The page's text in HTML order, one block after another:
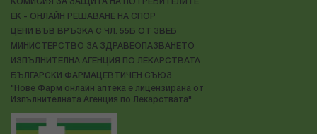
КОМИСИЯ ЗА ЗАЩИТА НА ПОТРЕБИТЕЛИТЕ
ЕК - ОНЛАЙН РЕШАВАНЕ НА СПОР
ЦЕНИ ВЪВ ВРЪЗКА С ЧЛ. 55Б ОТ ЗВЕБ
МИНИСТЕРСТВО ЗА ЗДРАВЕОПАЗВАНЕТО
ИЗПЪЛНИТЕЛНА АГЕНЦИЯ ПО ЛЕКАРСТВАТА
БЪЛГАРСКИ ФАРМАЦЕВТИЧЕН СЪЮЗ
"Нове Фарм онлайн аптека е лицензирана от
Изпълнителната Агенция по Лекарствата"